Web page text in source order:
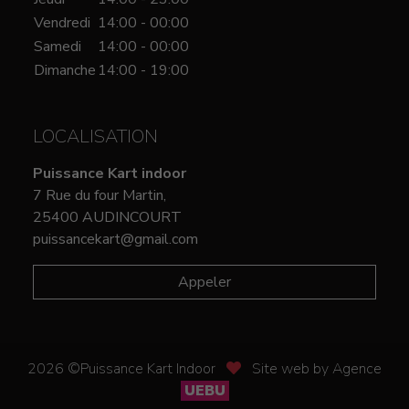
Vendredi 14:00 - 00:00
Samedi
14:00 - 00:00
Dimanche 14:00 - 19:00
LOCALISATION
Puissance Kart indoor
7 Rue du four Martin,
25400 AUDINCOURT
puissancekart@gmail.com
Appeler
2026 ©Puissance Kart Indoor
Site web by Agence
UEBU